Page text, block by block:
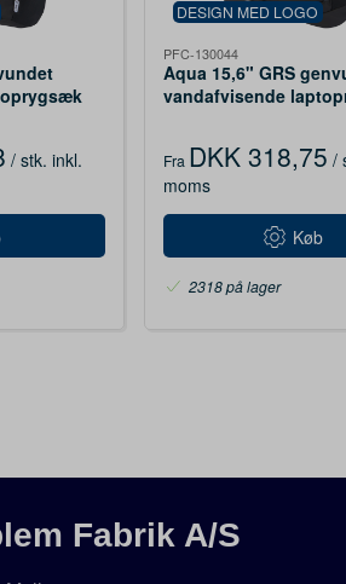
/ stk. inkl.
DESIGN MED LOGO
PFC-130044
Aqua 15,6" GRS
vandafvisende
Fra DKK 318,75 /
moms
Køb
2318 på lager
Fabrik A/S